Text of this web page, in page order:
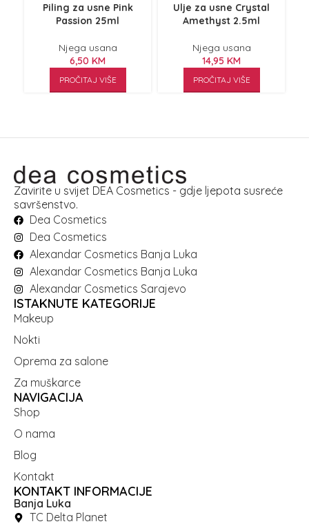
Piling za usne Pink
Passion 25ml
Njega usana
6,50 KM
PROČITAJ VIŠE
Ulje za usne Crystal
Amethyst 2.5ml
Njega usana
14,95 KM
PROČITAJ VIŠE
Zavirite u svijet DEA Cosmetics - gdje ljepota susreće
savršenstvo.
Dea Cosmetics
Dea Cosmetics
Alexandar Cosmetics Banja Luka
Alexandar Cosmetics Banja Luka
Alexandar Cosmetics Sarajevo
ISTAKNUTE KATEGORIJE
Makeup
Nokti
Oprema za salone
Za muškarce
NAVIGACIJA
Shop
O nama
Blog
Kontakt
KONTAKT INFORMACIJE
Banja Luka
TC Delta Planet